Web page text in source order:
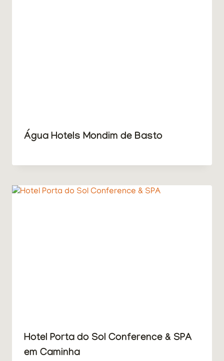
Água Hotels Mondim de Basto
Hotel Porta do Sol Conference & SPA
em Caminha